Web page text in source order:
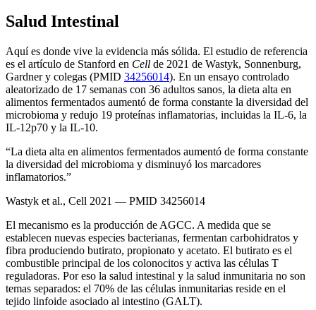
Salud Intestinal
Aquí es donde vive la evidencia más sólida. El estudio de referencia
es el artículo de Stanford en Cell de 2021 de Wastyk, Sonnenburg,
Gardner y colegas (PMID 34256014). En un ensayo controlado
aleatorizado de 17 semanas con 36 adultos sanos, la dieta alta en
alimentos fermentados aumentó de forma constante la diversidad del
microbioma y redujo 19 proteínas inflamatorias, incluidas la IL-6, la
IL-12p70 y la IL-10.
“La dieta alta en alimentos fermentados aumentó de forma constante
la diversidad del microbioma y disminuyó los marcadores
inflamatorios.”
Wastyk et al., Cell 2021 — PMID 34256014
El mecanismo es la producción de AGCC. A medida que se
establecen nuevas especies bacterianas, fermentan carbohidratos y
fibra produciendo butirato, propionato y acetato. El butirato es el
combustible principal de los colonocitos y activa las células T
reguladoras. Por eso la salud intestinal y la salud inmunitaria no son
temas separados: el 70% de las células inmunitarias reside en el
tejido linfoide asociado al intestino (GALT).